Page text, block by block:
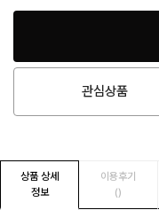
관심상품
상품 상세
정보
이용후기
()